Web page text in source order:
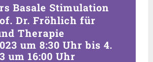
Basale Stimulation
Dr. Fröhlich für
Therapie
um 8:30 Uhr bis 4.
um 16:00 Uhr